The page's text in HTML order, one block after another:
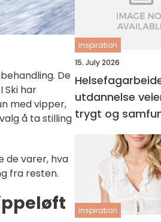
De
Ski har
med vipper,
å ta stilling
de varer, hva
fra resten.
inspiration
15. July 2026
utdannelse veien til et
trygt og
inspiration